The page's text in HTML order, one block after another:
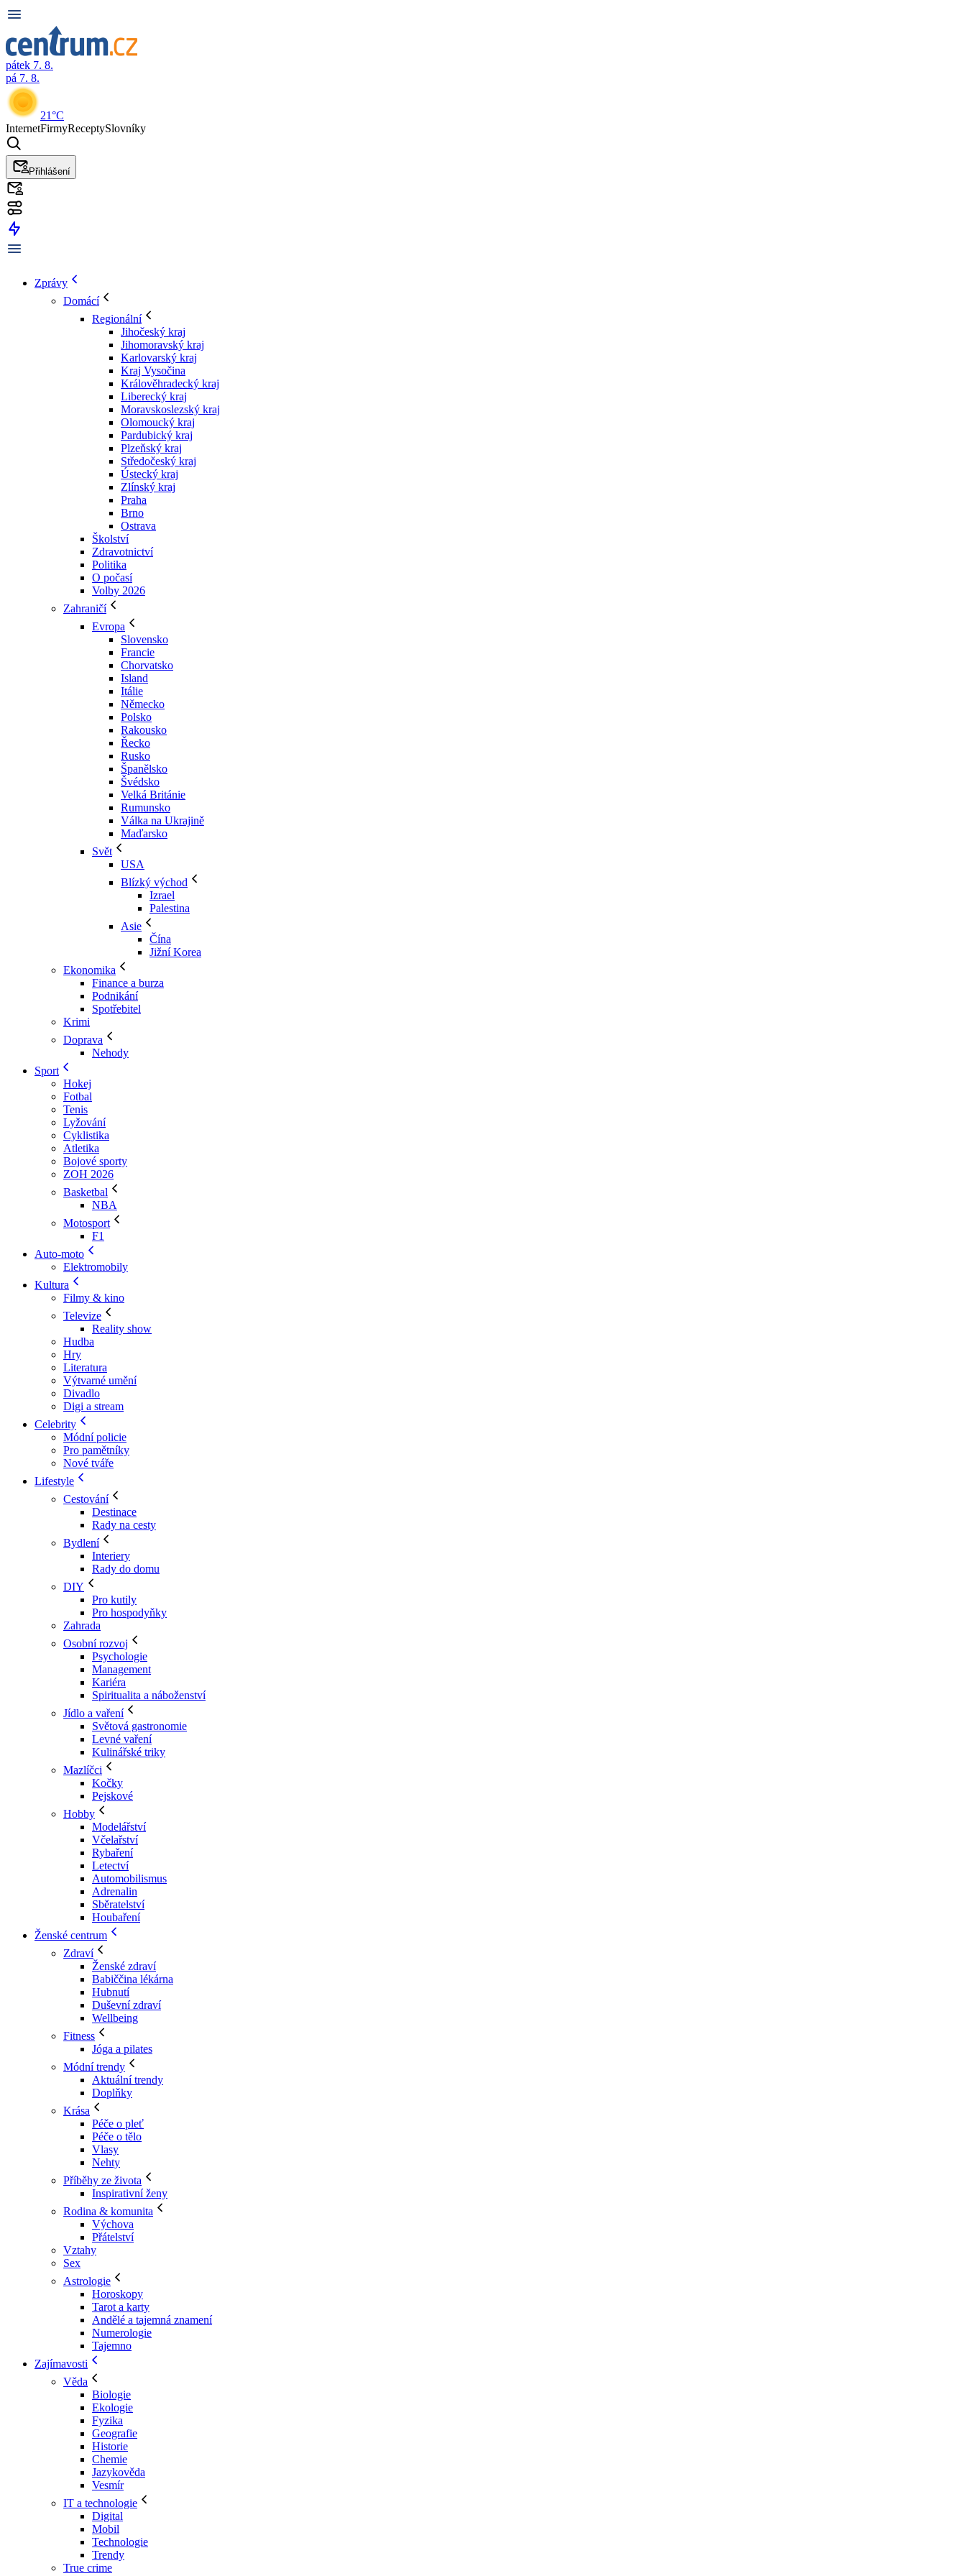
pátek 7. 8.
pá 7. 8.
21°C
InternetFirmyReceptySlovníky
Přihlášení
Zprávy
Domácí
Regionální
Jihočeský kraj
Jihomoravský kraj
Karlovarský kraj
Kraj Vysočina
Králověhradecký kraj
Liberecký kraj
Moravskoslezský kraj
Olomoucký kraj
Pardubický kraj
Plzeňský kraj
Středočeský kraj
Ústecký kraj
Zlínský kraj
Praha
Brno
Ostrava
Školství
Zdravotnictví
Politika
O počasí
Volby 2026
Zahraničí
Evropa
Slovensko
Francie
Chorvatsko
Island
Itálie
Německo
Polsko
Rakousko
Řecko
Rusko
Španělsko
Švédsko
Velká Británie
Rumunsko
Válka na Ukrajině
Maďarsko
Svět
USA
Blízký východ
Izrael
Palestina
Asie
Čína
Jižní Korea
Ekonomika
Finance a burza
Podnikání
Spotřebitel
Krimi
Doprava
Nehody
Sport
Hokej
Fotbal
Tenis
Lyžování
Cyklistika
Atletika
Bojové sporty
ZOH 2026
Basketbal
NBA
Motosport
F1
Auto-moto
Elektromobily
Kultura
Filmy & kino
Televize
Reality show
Hudba
Hry
Literatura
Výtvarné umění
Divadlo
Digi a stream
Celebrity
Módní policie
Pro pamětníky
Nové tváře
Lifestyle
Cestování
Destinace
Rady na cesty
Bydlení
Interiery
Rady do domu
DIY
Pro kutily
Pro hospodyňky
Zahrada
Osobní rozvoj
Psychologie
Management
Kariéra
Spiritualita a náboženství
Jídlo a vaření
Světová gastronomie
Levné vaření
Kulinářské triky
Mazlíčci
Kočky
Pejskové
Hobby
Modelářství
Včelařství
Rybaření
Letectví
Automobilismus
Adrenalin
Sběratelství
Houbaření
Ženské centrum
Zdraví
Ženské zdraví
Babiččina lékárna
Hubnutí
Duševní zdraví
Wellbeing
Fitness
Jóga a pilates
Módní trendy
Aktuální trendy
Doplňky
Krása
Péče o pleť
Péče o tělo
Vlasy
Nehty
Příběhy ze života
Inspirativní ženy
Rodina & komunita
Výchova
Přátelství
Vztahy
Sex
Astrologie
Horoskopy
Tarot a karty
Andělé a tajemná znamení
Numerologie
Tajemno
Zajímavosti
Věda
Biologie
Ekologie
Fyzika
Geografie
Historie
Chemie
Jazykověda
Vesmír
IT a technologie
Digital
Mobil
Technologie
Trendy
True crime